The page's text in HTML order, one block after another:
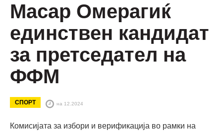
Масар Омерагиќ
единствен кандидат
за претседател на
ФФМ
СПОРТ на 12.2024
Комисијата за избори и верификација во рамки на